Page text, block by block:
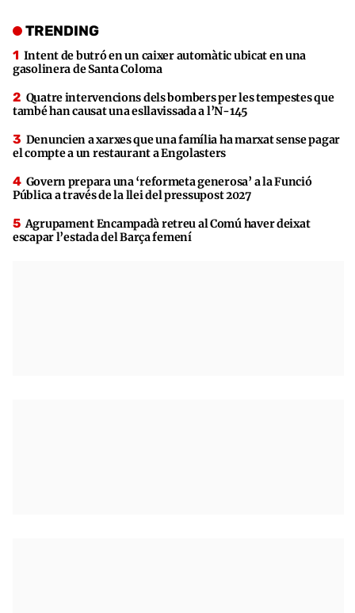
TRENDING
Intent de butró en un caixer automàtic ubicat en una
gasolinera de Santa Coloma
Quatre intervencions dels bombers per les tempestes que
també han causat una esllavissada a l’N-145
Denuncien a xarxes que una família ha marxat sense pagar
el compte a un restaurant a Engolasters
Govern prepara una ‘reformeta generosa’ a la Funció
Pública a través de la llei del pressupost 2027
Agrupament Encampadà retreu al Comú haver deixat
escapar l’estada del Barça femení